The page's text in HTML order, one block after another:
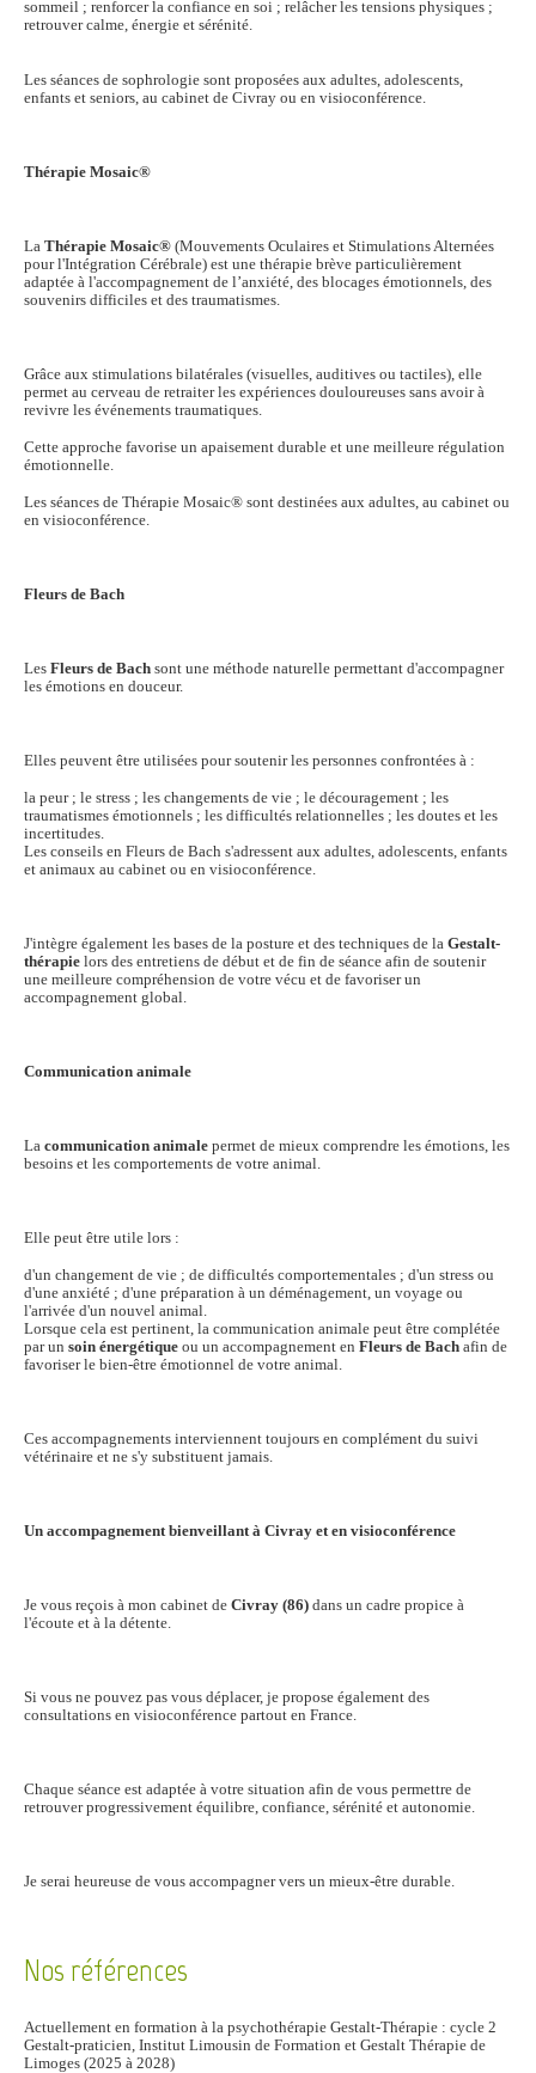
sommeil ; renforcer la confiance en soi ; relâcher les tensions physiques ;
retrouver calme, énergie et sérénité.
Les séances de sophrologie sont proposées aux adultes, adolescents,
enfants et seniors, au cabinet de Civray ou en visioconférence.
Thérapie Mosaic®
La Thérapie Mosaic® (Mouvements Oculaires et Stimulations Alternées
pour l'Intégration Cérébrale) est une thérapie brève particulièrement
adaptée à l'accompagnement de l’anxiété, des blocages émotionnels, des
souvenirs difficiles et des traumatismes.
Grâce aux stimulations bilatérales (visuelles, auditives ou tactiles), elle
permet au cerveau de retraiter les expériences douloureuses sans avoir à
revivre les événements traumatiques.
Cette approche favorise un apaisement durable et une meilleure régulation
émotionnelle.
Les séances de Thérapie Mosaic® sont destinées aux adultes, au cabinet ou
en visioconférence.
Fleurs de Bach
Les Fleurs de Bach sont une méthode naturelle permettant d'accompagner
les émotions en douceur.
Elles peuvent être utilisées pour soutenir les personnes confrontées à :
la peur ; le stress ; les changements de vie ; le découragement ; les
traumatismes émotionnels ; les difficultés relationnelles ; les doutes et les
incertitudes.
Les conseils en Fleurs de Bach s'adressent aux adultes, adolescents, enfants
et animaux au cabinet ou en visioconférence.
J'intègre également les bases de la posture et des techniques de la Gestalt-
thérapie lors des entretiens de début et de fin de séance afin de soutenir
une meilleure compréhension de votre vécu et de favoriser un
accompagnement global.
Communication animale
La communication animale permet de mieux comprendre les émotions, les
besoins et les comportements de votre animal.
Elle peut être utile lors :
d'un changement de vie ; de difficultés comportementales ; d'un stress ou
d'une anxiété ; d'une préparation à un déménagement, un voyage ou
l'arrivée d'un nouvel animal.
Lorsque cela est pertinent, la communication animale peut être complétée
par un soin énergétique ou un accompagnement en Fleurs de Bach afin de
favoriser le bien-être émotionnel de votre animal.
Ces accompagnements interviennent toujours en complément du suivi
vétérinaire et ne s'y substituent jamais.
Un accompagnement bienveillant à Civray et en visioconférence
Je vous reçois à mon cabinet de Civray (86) dans un cadre propice à
l'écoute et à la détente.
Si vous ne pouvez pas vous déplacer, je propose également des
consultations en visioconférence partout en France.
Chaque séance est adaptée à votre situation afin de vous permettre de
retrouver progressivement équilibre, confiance, sérénité et autonomie.
Je serai heureuse de vous accompagner vers un mieux-être durable.
Nos références
Actuellement en formation à la psychothérapie Gestalt-Thérapie : cycle 2
Gestalt-praticien, Institut Limousin de Formation et Gestalt Thérapie de
Limoges (2025 à 2028)